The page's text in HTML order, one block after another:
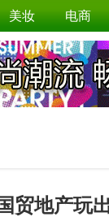
美妆 电商
贸地产玩